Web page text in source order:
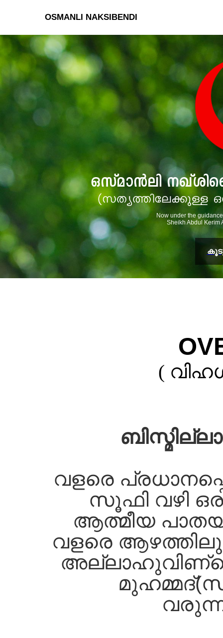
OSMANLI NAKSIBENDI
Now under the
Sheikh Abdul Kerim
(
വളരെ
സൂഫി വഴി
ആത്മീയ
വളരെ